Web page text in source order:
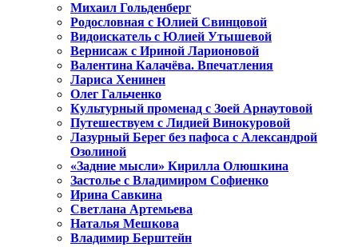
Михаил Гольденберг
Родословная с Юлией Свинцовой
Видоискатель с Юлией Утышевой
Вернисаж с Ириной Ларионовой
Валентина Калачёва. Впечатления
Лариса Хенинен
Олег Гальченко
Культурный променад с Зоей Арнаутовой
Путешествуем с Лидией Винокуровой
Лазурный Берег без пафоса с Александрой
Озолиной
«Задние мысли» Кирилла Олюшкина
Застолье с Владимиром Софиенко
Ирина Савкина
Светлана Артемьева
Наталья Мешкова
Владимир Берштейн